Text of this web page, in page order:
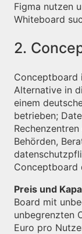
Figma nutzen
Whiteboard
2.
Conceptboard
Alternative in
einem
betrieben;
Behörden,
Conceptboard
Preis und
Board mit
unbegrenzten
Euro pro